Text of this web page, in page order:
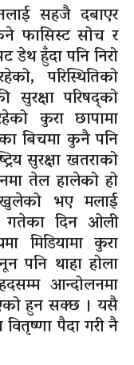
सहजै दबाएर
फासिस्ट सोच र
डेथ हुँदा पनि निरो
परिस्थितिको
सुरक्षा परिषद्को
कुरा छापामा
बिचमा कुनै पनि
सुरक्षा खतराको
तेल हालेको हो
भए मलाई
गतेका दिन ओली
मिडियामा कुरा
पनि थाहा होला
आन्दोलनमा
हुन सक्छ । यसै
वितृष्णा पैदा गरी नै